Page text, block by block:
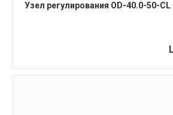
Узел регулирования OD-40.0-50-CL